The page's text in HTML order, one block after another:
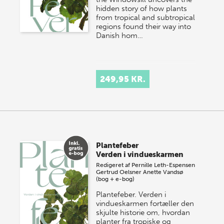
hidden story of how plants
from tropical and subtropical
regions found their way into
Danish hom…
249,95 KR.
Plantefeber
Verden i vindueskarmen
Redigeret af Pernille Leth-Espensen
Gertrud Oelsner Anette Vandsø
(bog + e-bog)
Plantefeber. Verden i
vindueskarmen fortæller den
skjulte historie om, hvordan
planter fra tropiske og